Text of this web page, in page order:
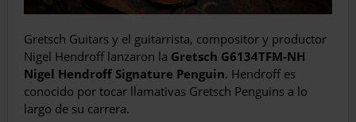
Gretsch Guitars y el guitarrista, compositor y productor
Nigel Hendroff lanzaron la Gretsch G6134TFM-NH
Nigel Hendroff Signature Penguin. Hendroff es
conocido por tocar llamativas Gretsch Penguins a lo
largo de su carrera.